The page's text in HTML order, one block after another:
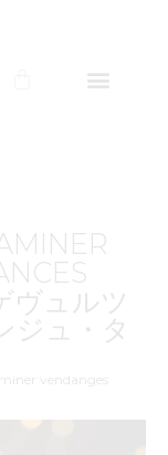
ヴュルツ
ジュ・タ
vendanges